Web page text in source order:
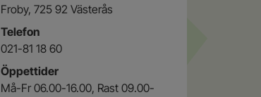
Froby, 725 92 Västerås
Telefon
021-81 18 60
Öppettider
Må-Fr 06.00-16.00, Rast 09.00-